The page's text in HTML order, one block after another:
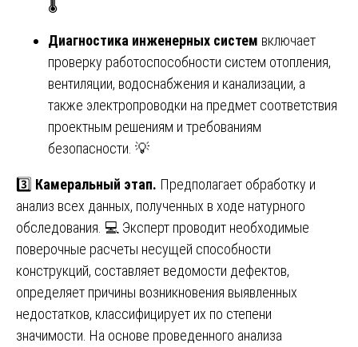
🌡️
Диагностика инженерных систем включает
проверку работоспособности систем отопления,
вентиляции, водоснабжения и канализации, а
также электропроводки на предмет соответствия
проектным решениям и требованиям
безопасности. 💡
3️⃣ Камеральный этап. Предполагает обработку и
анализ всех данных, полученных в ходе натурного
обследования. 💻 Эксперт проводит необходимые
поверочные расчеты несущей способности
конструкций, составляет ведомости дефектов,
определяет причины возникновения выявленных
недостатков, классифицирует их по степени
значимости. На основе проведенного анализа